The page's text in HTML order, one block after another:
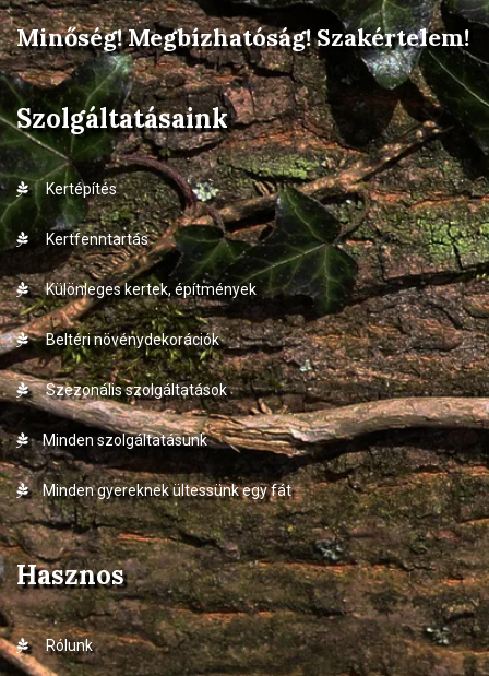
Minőség! Megbízhatóság! Szakértelem!
Szolgáltatásaink
Kertépítés
Kertfenntartás
Különleges kertek, építmények
Beltéri növénydekorációk
Szezonális szolgáltatások
Minden szolgáltatásunk
Minden gyereknek ültessünk egy fát
Hasznos
Rólunk